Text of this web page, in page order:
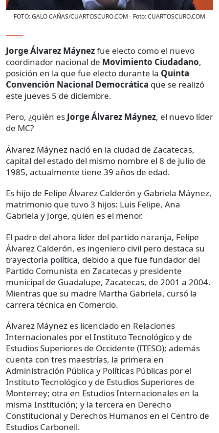
FOTO: GALO CAÑAS/CUARTOSCURO.COM - Foto:CUARTOSCURO.COM
Jorge Álvarez Máynezfue electo como el nuevo
coordinador nacional de Movimiento Ciudadano,
posición en la que fue electo durante la Quinta
Convención Nacional Democrática que se realizó
este jueves 5 de diciembre.
Pero, ¿quién es Jorge Álvarez Máynez, el nuevo líder
de MC?
Álvarez Máynez nació en la ciudad de Zacatecas,
capital del estado del mismo nombre el 8 de julio de
1985, actualmente tiene 39 años de edad.
Es hijo de Felipe Álvarez Calderón y Gabriela Máynez,
matrimonio que tuvo 3 hijos: Luis Felipe, Ana
Gabriela y Jorge, quien es el menor.
El padre del ahora líder del partido naranja, Felipe
Álvarez Calderón, es ingeniero civil pero destaca su
trayectoria política, debido a que fue fundador del
Partido Comunista en Zacatecas y presidente
municipal de Guadalupe, Zacatecas, de 2001 a 2004.
Mientras que su madre Martha Gabriela, cursó la
carrera técnica en Comercio.
Álvarez Máynez es licenciado en Relaciones
Internacionales por el Instituto Tecnológico y de
Estudios Superiores de Occidente (ITESO); además
cuenta con tres maestrías, la primera en
Administración Pública y Políticas Públicas por el
Instituto Tecnológico y de Estudios Superiores de
Monterrey; otra en Estudios Internacionales en la
misma Institución; y la tercera en Derecho
Constitucional y Derechos Humanos en el Centro de
Estudios Carbonell.